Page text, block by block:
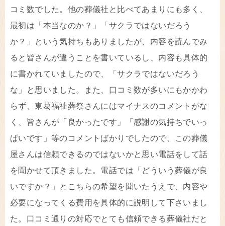
コミ数でした。他の葬儀社と比べてあまりにも多く、
最初は「本当なのか？」「サクラではないだろう
か？」という気持ちもありましたが、内容を読んでみ
ると皆さんが違うことを書いているし、内容も具体的
に書かれていましたので、「サクラではないだろう
な」と思いました。また、口コミ数が多いにもかかわ
らず、東葛福祉葬祭さんにはマイナスのコメントがな
く、皆さんが「良かったです」「感謝の気持ちでいっ
ぱいです」等のコメントばかりでしたので、この葬儀
屋さんは信頼できるのではないかと思い電話をして話
を聞かせて頂きました。電話では「どういう葬儀が良
いですか？」とこちらの希望を聞いたうえで、内容や
必要になってくる費用を具体的に説明して下さいまし
た。口コミ通りの対応でとても信頼できる葬儀社だと